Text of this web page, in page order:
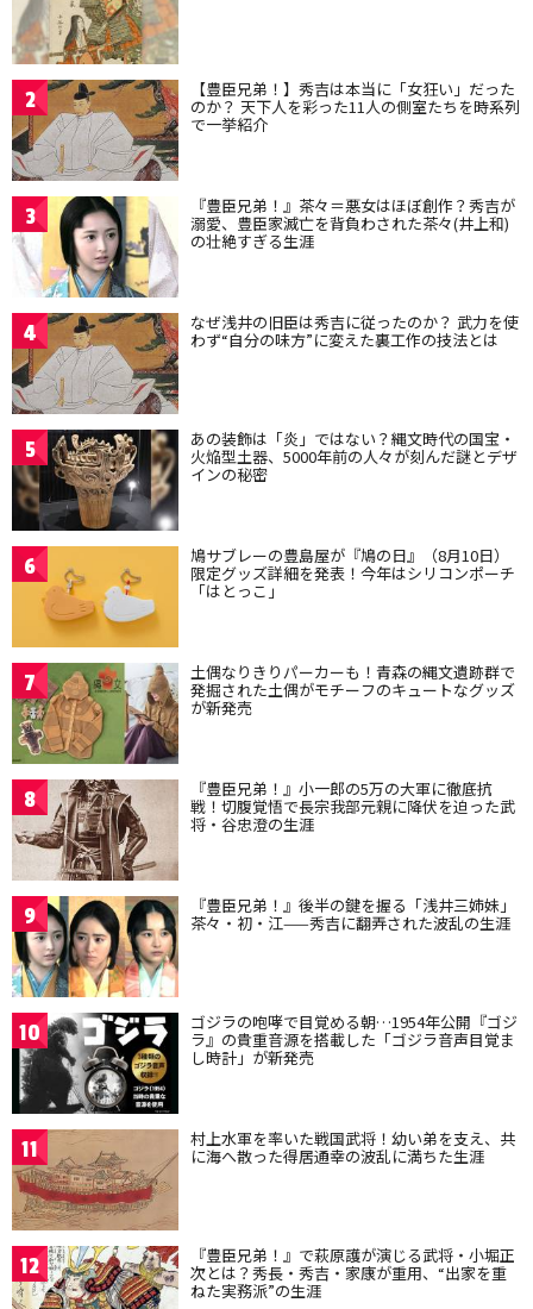
2 【豊臣兄弟！】秀吉は本当に「女狂い」だった
のか？ 天下人を彩った11人の側室たちを時系列
で一挙紹介
3 『豊臣兄弟！』茶々＝悪女はほぼ創作？秀吉が
溺愛、豊臣家滅亡を背負わされた茶々(井上和)
の壮絶すぎる生涯
4 なぜ浅井の旧臣は秀吉に従ったのか？ 武力を使
わず“自分の味方”に変えた裏工作の技法とは
5 あの装飾は「炎」ではない？縄文時代の国宝・
火焔型土器、5000年前の人々が刻んだ謎とデザ
インの秘密
6 鳩サブレーの豊島屋が『鳩の日』（8月10日）
限定グッズ詳細を発表！今年はシリコンポーチ
「はとっこ」
7 土偶なりきりパーカーも！青森の縄文遺跡群で
発掘された土偶がモチーフのキュートなグッズ
が新発売
8 『豊臣兄弟！』小一郎の5万の大軍に徹底抗
戦！切腹覚悟で長宗我部元親に降伏を迫った武
将・谷忠澄の生涯
9 『豊臣兄弟！』後半の鍵を握る「浅井三姉妹」
茶々・初・江——秀吉に翻弄された波乱の生涯
10 ゴジラの咆哮で目覚める朝…1954年公開『ゴジ
ラ』の貴重音源を搭載した「ゴジラ音声目覚ま
し時計」が新発売
11 村上水軍を率いた戦国武将！幼い弟を支え、共
に海へ散った得居通幸の波乱に満ちた生涯
12 『豊臣兄弟！』で萩原護が演じる武将・小堀正
次とは？秀長・秀吉・家康が重用、“出家を重
ねた実務派”の生涯